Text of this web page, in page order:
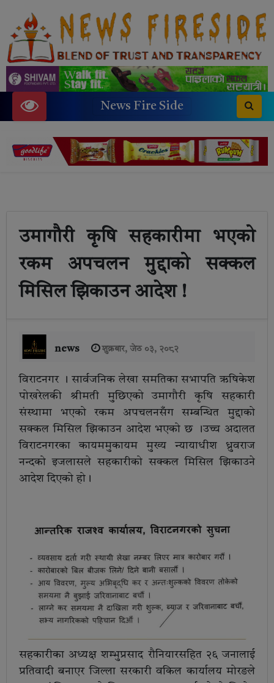
News Fire Side
उमागौरी कृषि सहकारीमा भएको
रकम अपचलन मुद्दाको सक्कल
मिसिल झिकाउन आदेश !
news शुक्रबार, जेठ ०३, २०८२
विराटनगर । सार्वजनिक लेखा समतिका सभापति ऋषिकेश
पोखरेलकी श्रीमती मुछिएको उमागौरी कृषि सहकारी
संस्थामा भएको रकम अपचलनसँग सम्बन्धित मुद्दाको
सक्कल मिसिल झिकाउन आदेश भएको छ ।उच्च अदालत
विराटनगरका कायममुकायम मुख्य न्यायाधीश ध्रुवराज
नन्दको इजलासले सहकारीको सक्कल मिसिल झिकाउने
आदेश दिएको हो।
सहकारीका अध्यक्ष शम्भुप्रसाद रौनियारसहित २६ जनालाई
प्रतिवादी बनाएर जिल्ला सरकारी वकिल कार्यालय मोरङले